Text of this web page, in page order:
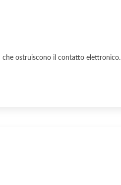
che ostruiscono il contatto elettronico.